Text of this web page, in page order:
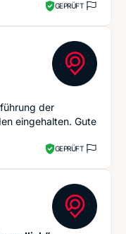
GEPRÜFT
der
eingehalten. Gute
GEPRÜFT